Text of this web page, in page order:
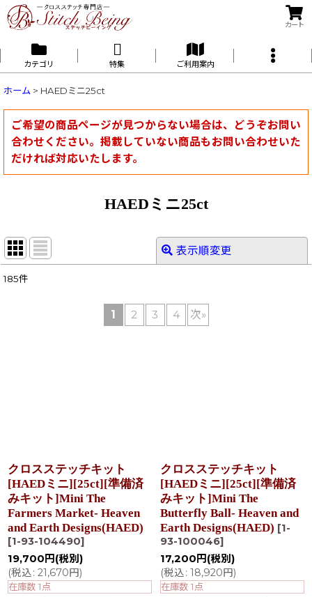
カート
カテゴリ 特集 ご利用案内
ホーム > HAEDミニ25ct
ご希望の商品ページが見つからない場合は、どうぞお問い
合わせください。掲載していない商品もお問い合わせいた
だければ対応いたします。
HAEDミニ25ct
表示順変更
185件
1 2 3 4 次»
クロスステッチキット
[HAEDミニ][25ct][準備済
みキット]Mini The
Farmers Market- Heaven
and Earth Designs(HAED)
[1-93-104490]
19,700 円 (税別)
(税込: 21,670円)
在庫数 1点
クロスステッチキット
[HAEDミニ][25ct][準備済
みキット]Mini The
Butterfly Ball- Heaven and
Earth Designs(HAED) [1-
93-100046]
17,200 円 (税別)
(税込: 18,920円)
在庫数 1点